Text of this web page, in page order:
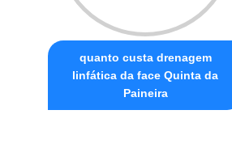
quanto custa drenagem
linfática da face Quinta da
Paineira